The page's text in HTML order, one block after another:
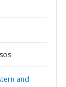
and